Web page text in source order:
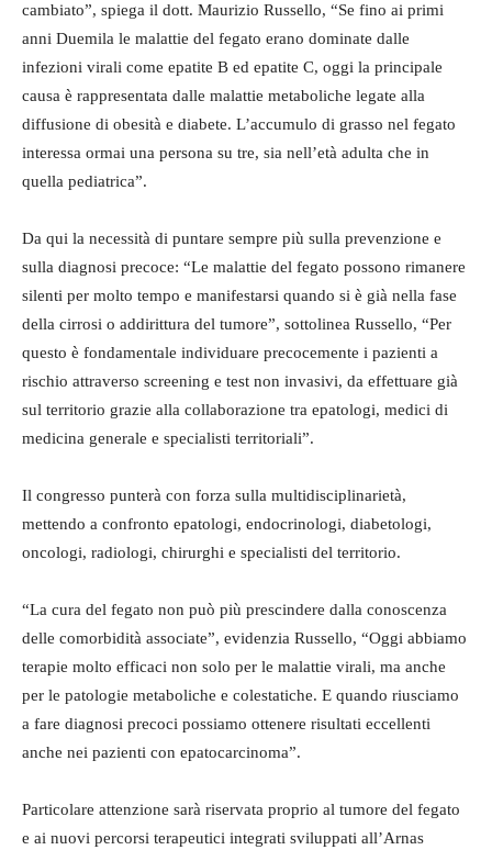
cambiato”, spiega il dott. Maurizio Russello, “Se fino ai primi
anni Duemila le malattie del fegato erano dominate dalle
infezioni virali come epatite B ed epatite C, oggi la principale
causa è rappresentata dalle malattie metaboliche legate alla
diffusione di obesità e diabete. L’accumulo di grasso nel fegato
interessa ormai una persona su tre, sia nell’età adulta che in
quella pediatrica”.
Da qui la necessità di puntare sempre più sulla prevenzione e
sulla diagnosi precoce: “Le malattie del fegato possono rimanere
silenti per molto tempo e manifestarsi quando si è già nella fase
della cirrosi o addirittura del tumore”, sottolinea Russello, “Per
questo è fondamentale individuare precocemente i pazienti a
rischio attraverso screening e test non invasivi, da effettuare già
sul territorio grazie alla collaborazione tra epatologi, medici di
medicina generale e specialisti territoriali”.
Il congresso punterà con forza sulla multidisciplinarietà,
mettendo a confronto epatologi, endocrinologi, diabetologi,
oncologi, radiologi, chirurghi e specialisti del territorio.
“La cura del fegato non può più prescindere dalla conoscenza
delle comorbidità associate”, evidenzia Russello, “Oggi abbiamo
terapie molto efficaci non solo per le malattie virali, ma anche
per le patologie metaboliche e colestatiche. E quando riusciamo
a fare diagnosi precoci possiamo ottenere risultati eccellenti
anche nei pazienti con epatocarcinoma”.
Particolare attenzione sarà riservata proprio al tumore del fegato
e ai nuovi percorsi terapeutici integrati sviluppati all’Arnas